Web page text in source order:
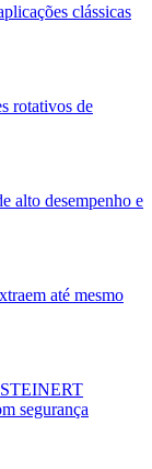
clássicas
rotativos de
alto desempenho e
até mesmo
STEINERT
segurança